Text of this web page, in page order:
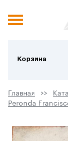
Корзина
Главная
Peronda